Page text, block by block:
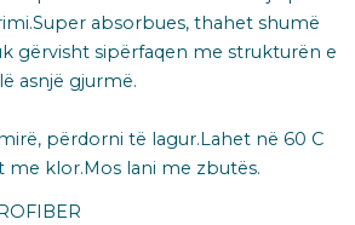
absorbues, thahet shumë
gërvisht sipërfaqen me strukturën e
asnjë gjurmë.
përdorni të lagur.Lahet në 60 C
me klor.Mos lani me zbutës.